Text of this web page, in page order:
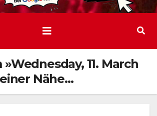
11. March
Nähe…